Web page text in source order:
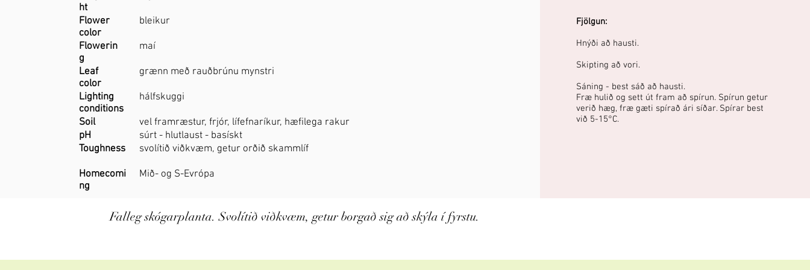
ht
Flower
color
bleikur
Flowerin
g
maí
Leaf
color
grænn með rauðbrúnu mynstri
Lighting
conditions
hálfskuggi
Soil
vel framræstur, frjór, lífefnaríkur, hæfilega rakur
pH
súrt - hlutlaust - basískt
Toughness
svolítið viðkvæm, getur orðið skammlíf
Homecomi
ng
Mið- og S-Evrópa
Fjölgun:
Hnýði að hausti.
Skipting að vori.
Sáning - best sáð að hausti.
Fræ hulið og sett út fram að spírun. Spírun getur
verið hæg, fræ gæti spírað ári síðar. Spírar best
við 5-15°C.
Falleg skógarplanta. Svolítið viðkvæm, getur borgað sig að skýla í fyrstu.